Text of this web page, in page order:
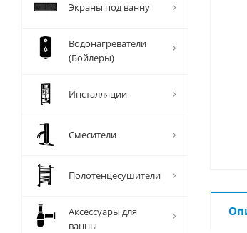
Экраны под ванну
Водонагреватели
(Бойлеры)
Инсталляции
Смесители
Полотенцесушители
Аксессуары для
ванны